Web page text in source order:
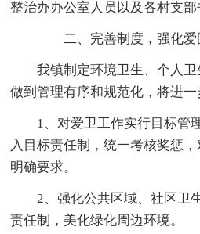
整治办办公室人员以及各村支部
二、完善制度，强化爱
我镇制定环境卫生、个人
做到管理有序和规范化，将进一
1、对爱卫工作实行目标管
入目标责任制，统一考核奖惩
明确要求。
2、强化公共区域、社区卫
责任制，美化绿化周边环境。